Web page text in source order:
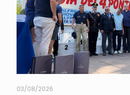
03/08/2026